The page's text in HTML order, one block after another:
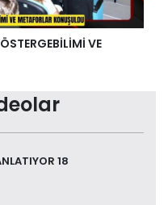
VE
18